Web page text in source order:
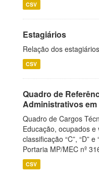
CSV
Estagiários
Relação dos
CSV
Quadro de
Administrativos em
Quadro de Cargos
Educação, ocupados
classificação “C”, “D”
Portaria MP/MEC nº
CSV